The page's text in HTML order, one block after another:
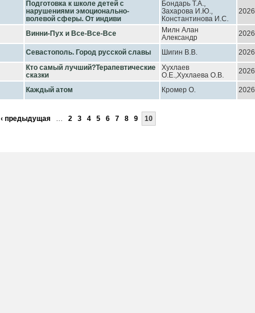
Подготовка к школе детей с
нарушениями эмоционально-
волевой сферы. От индиви
Бондарь Т.А.,
Захарова И.Ю.,
Константинова И.С.
2026
Винни-Пух и Все-Все-Все
Милн Алан
Александр
2026
Севастополь. Город русской славы Шигин В.В. 2026
Кто самый лучший?Терапевтические
сказки
Хухлаев
О.Е.,Хухлаева О.В.
2026
Каждый атом Кромер О. 2026
‹ предыдущая … 2 3 4 5 6 7 8 9 10